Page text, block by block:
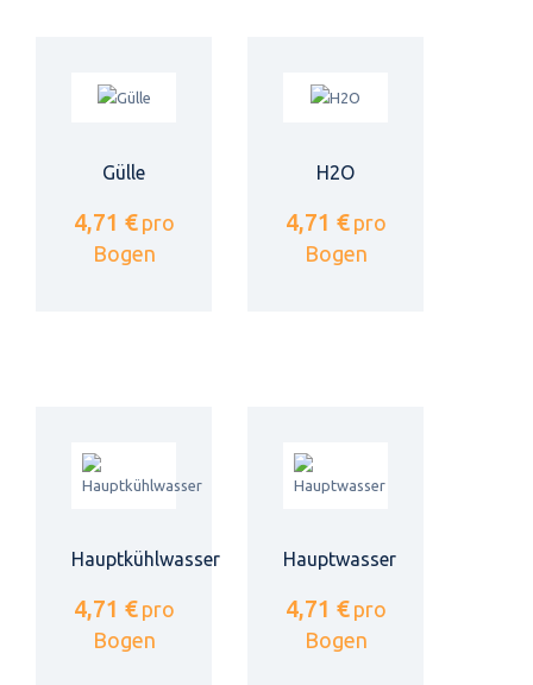
Gülle
4,71 € pro
Bogen
H2O
4,71 € pro
Bogen
Hauptkühlwasser
4,71 € pro
Bogen
Hauptwasser
4,71 € pro
Bogen